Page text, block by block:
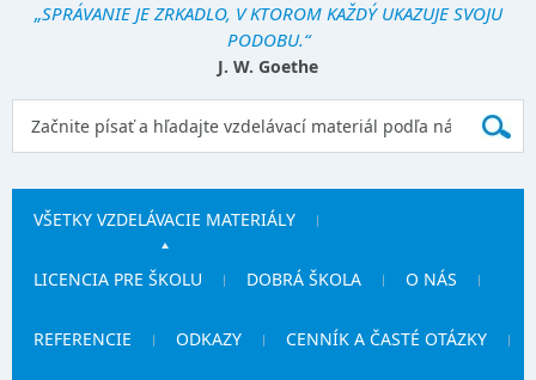
„SPRÁVANIE JE ZRKADLO, V KTOROM KAŽDÝ UKAZUJE SVOJU
PODOBU.“
J. W. Goethe
VŠETKY VZDELÁVACIE MATERIÁLY
LICENCIA PRE ŠKOLU DOBRÁ ŠKOLA O NÁS
REFERENCIE ODKAZY CENNÍK A ČASTÉ OTÁZKY